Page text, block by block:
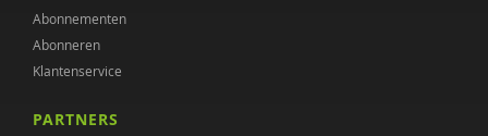
Abonnementen
Abonneren
Klantenservice
PARTNERS